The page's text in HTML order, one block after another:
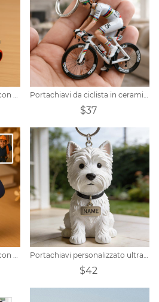
Portachiavi personalizzato con ritratto di pompiere per bambini in stile Pixar Portachiavi da ciclista in ceramica realistico personalizzato
$37
Portachiavi personalizzato con ritratto di elettricista in stile Pixar Portachiavi personalizzato ultra-realistico a tema West Highland White Terrier.
$42